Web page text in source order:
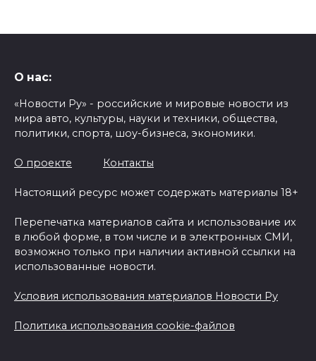
О нас:
«Новости Ру» - российские и мировые новости из
мира авто, культуры, науки и техники, общества,
политики, спорта, шоу-бизнеса, экономики.
О проекте Контакты
Настоящий ресурс может содержать материалы 18+
Перепечатка материалов сайта и использование их
в любой форме, в том числе и в электронных СМИ,
возможно только при наличии активной ссылки на
использованные новости.
Условия использования материалов Новости Ру
Политика использования cookie-файлов